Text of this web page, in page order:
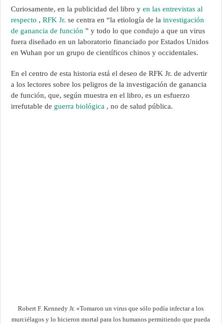
Curiosamente, en la publicidad del libro yen las entrevistas al
respecto ,RFK Jr. se centra en “la etiología de lainvestigación
de ganancia de función ” y todo lo que condujo a que un virus
fuera diseñado en un laboratorio financiado por Estados Unidos
en Wuhan por un grupo de científicos chinos y occidentales.
En el centro de esta historia está el deseo de RFK Jr. de advertir
a los lectores sobre los peligros de la investigación de ganancia
de función, que, según muestra en el libro, es un esfuerzo
irrefutable de guerra biológica , no de salud pública.
Robert F. Kennedy Jr. «Tomaron un virus que sólo podía infectar a los
murciélagos y lo hicieron mortal para los humanos permitiendo que pueda